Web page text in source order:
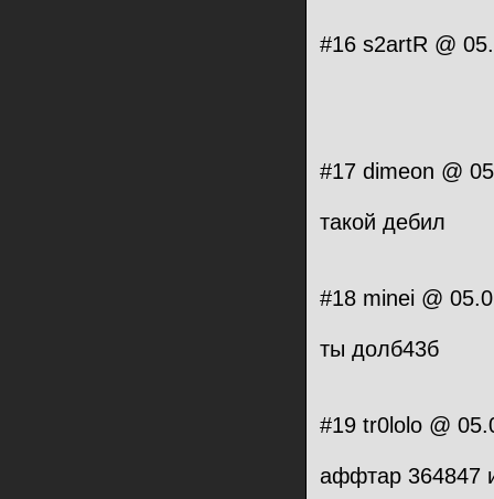
#16 s2artR @
#17 dimeon @
такой дебил
#18 minei @
ты долб43б
#19 tr0lolo @
аффтар 364847